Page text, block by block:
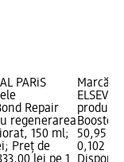
PARiS
Repair
regenerarea
150 ml;
Preț de
Marcă:
50,95
0,102 l